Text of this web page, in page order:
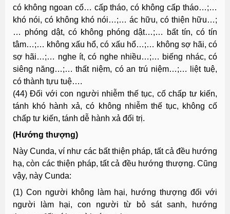
có không ngoan cố… cấp tháo, có không cấp tháo…;…
khó nói, có không khó nói…;… ác hữu, có thiện hữu…;
… phóng dật, có không phóng dật…;… bất tín, có tín
tâm…;… không xấu hổ, có xấu hổ…;… không sợ hãi, có
sợ hãi…;… nghe ít, có nghe nhiều…;… biếng nhác, có
siêng năng…;… thất niệm, có an trú niệm…;… liệt tuệ,
có thành tựu tuệ….
(44) Ðối với con người nhiễm thế tục, cố chấp tư kiến,
tánh khó hành xả, có không nhiễm thế tục, không cố
chấp tư kiến, tánh dễ hành xả đối trị.
(Hướng thượng)
Này Cunda, ví như các bất thiện pháp, tất cả đều hướng
hạ, còn các thiện pháp, tất cả đều hướng thượng. Cũng
vậy, này Cunda:
(1) Con người không làm hại, hướng thượng đối với
người làm hại, con người từ bỏ sát sanh, hướng